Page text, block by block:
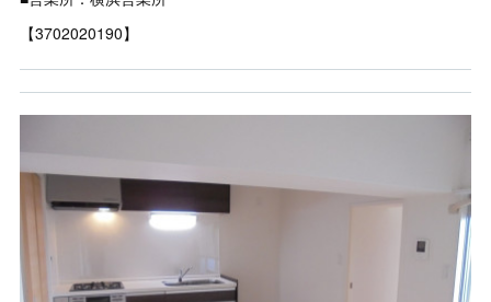
【3702020190】